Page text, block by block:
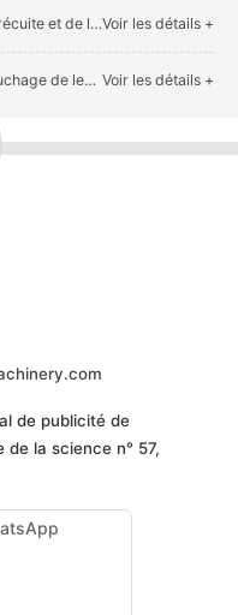
Voir les détails +
du riz au Venezuela
Voir les détails +
heure en Russie
de publicité de
la science n° 57,